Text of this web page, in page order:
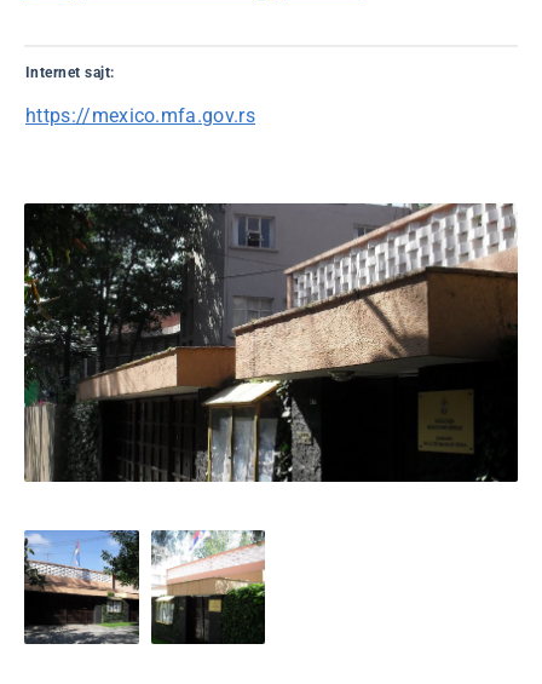
Internet sajt:
https://mexico.mfa.gov.rs